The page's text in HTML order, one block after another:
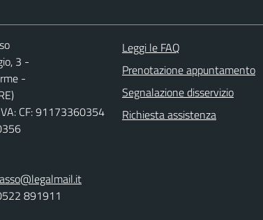
3 -
-
CF: 91173360354
891911
Leggi le FAQ
Prenotazione appuntamento
Segnalazione disservizio
Richiesta assistenza